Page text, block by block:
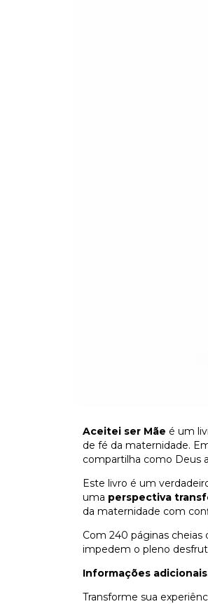
Aceitei ser Mãe é um
de fé da maternidade.
compartilha como Deus
Este livro é um
uma perspectiva
da maternidade com
Com 240 páginas
impedem o pleno
Informações
Transforme sua